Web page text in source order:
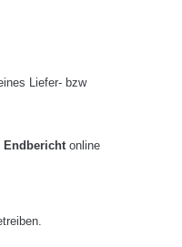
Liefer- bzw
Endberichtonline